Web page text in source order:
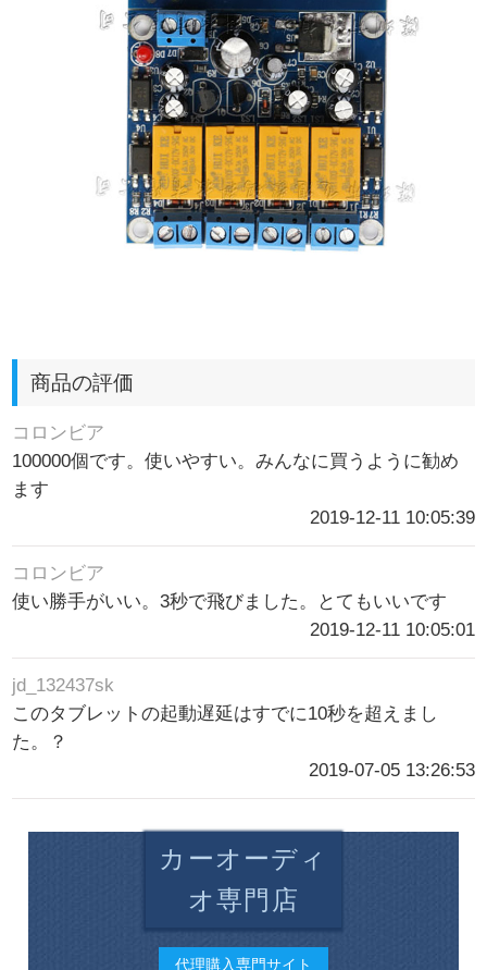
商品の評価
コロンビア
100000個です。使いやすい。みんなに買うように勧め
ます
2019-12-11 10:05:39
コロンビア
使い勝手がいい。3秒で飛びました。とてもいいです
2019-12-11 10:05:01
jd_132437sk
このタブレットの起動遅延はすでに10秒を超えまし
た。？
2019-07-05 13:26:53
カーオーディ
オ専門店
代理購入専門サイト